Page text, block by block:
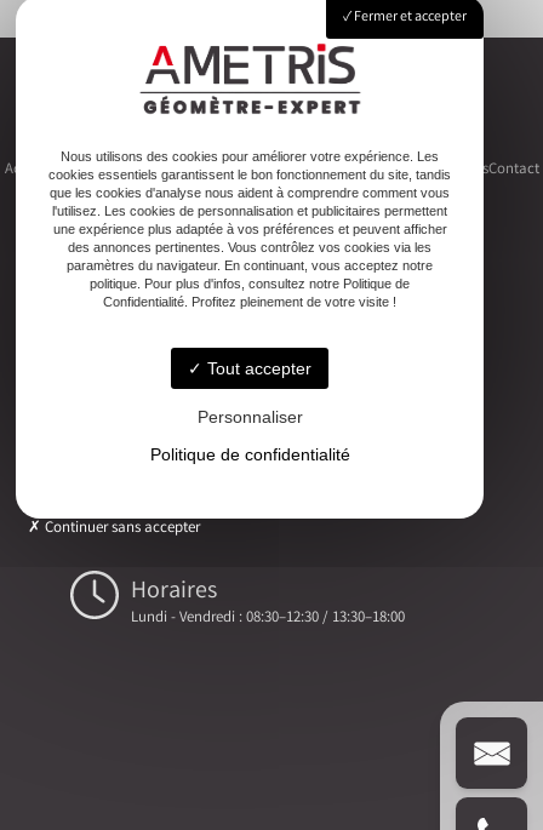
AccueilLe cabinetFoncierUrbanismeCopropriétéTopographieAutres activitésContact
Adresse
2ter Cour Xavier Moreau, 33720 Podensac
Téléphone
05 56 27 26 08
Horaires
Lundi - Vendredi : 08:30–12:30 / 13:30–18:00
Fermer et accepter
Nous utilisons des cookies pour améliorer votre expérience. Les
cookies essentiels garantissent le bon fonctionnement du site, tandis
que les cookies d'analyse nous aident à comprendre comment vous
l'utilisez. Les cookies de personnalisation et publicitaires permettent
une expérience plus adaptée à vos préférences et peuvent afficher
des annonces pertinentes. Vous contrôlez vos cookies via les
paramètres du navigateur. En continuant, vous acceptez notre
politique. Pour plus d'infos, consultez notre Politique de
Confidentialité. Profitez pleinement de votre visite !
Tout accepter
Personnaliser
Politique de confidentialité
Continuer sans accepter